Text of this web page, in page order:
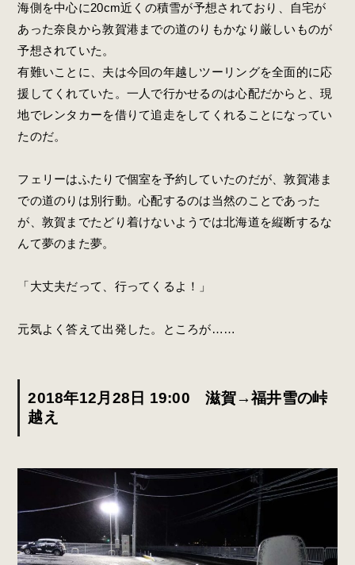
海側を中心に20cm近くの積雪が予想されており、自宅が
あった奈良から敦賀港までの道のりもかなり厳しいものが
予想されていた。
有難いことに、夫は今回の年越しツーリングを全面的に応
援してくれていた。一人で行かせるのは心配だからと、現
地でレンタカーを借りて追走をしてくれることになってい
たのだ。
フェリーはふたりで個室を予約していたのだが、敦賀港ま
での道のりは別行動。心配するのは当然のことであった
が、敦賀までたどり着けないようでは北海道を縦断するな
んて夢のまた夢。
「大丈夫だって、行ってくるよ！」
元気よく答えて出発した。ところが……
2018年12月28日 19:00 滋賀→福井雪の峠
越え